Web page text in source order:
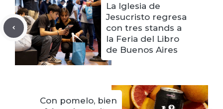
La Iglesia de
Jesucristo regresa
con tres stands a
la Feria del Libro
de Buenos Aires
Con pomelo, bien